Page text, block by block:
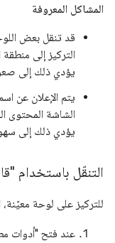
المشاكل المعروفة
قد تنقل بعض
التركيز إلى
يؤدي ذلك إلى
يتم الإعلان عن
الشاشة المحتوى
يؤدي ذلك إلى
التنقّل باستخدام
للتركيز على لوحة
عند فتح "أدوات